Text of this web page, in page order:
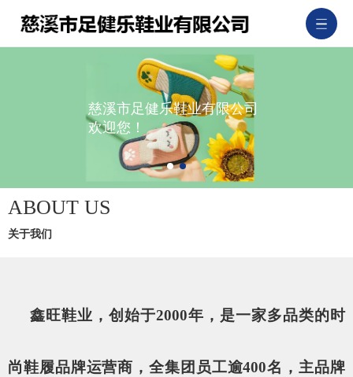
慈溪市足健乐鞋业有限公司
欢迎您！
ABOUT US
关于我们
鑫旺鞋业，创始于2000年，是一家多品类的时
尚鞋履品牌运营商，全集团员工逾400名，主品牌